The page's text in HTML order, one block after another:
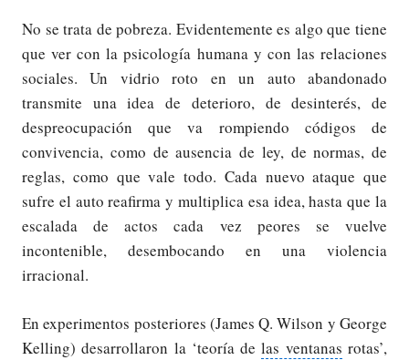
No se trata de pobreza. Evidentemente es algo que tiene
que ver con la psicología humana y con las relaciones
sociales. Un vidrio roto en un auto abandonado
transmite una idea de deterioro, de desinterés, de
despreocupación que va rompiendo códigos de
convivencia, como de ausencia de ley, de normas, de
reglas, como que vale todo. Cada nuevo ataque que
sufre el auto reafirma y multiplica esa idea, hasta que la
escalada de actos cada vez peores se vuelve
incontenible, desembocando en una violencia
irracional.
En experimentos posteriores (James Q. Wilson y George
Kelling) desarrollaron la ‘teoría delas ventanas rotas’,